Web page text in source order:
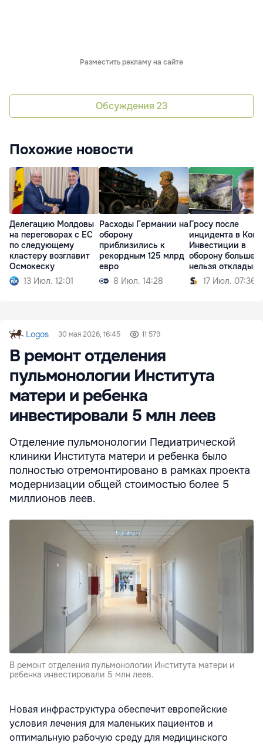
Разместить рекламу на сайте
Обсуждения 23
Похожие новости
Делегацию Молдовы
на переговорах с ЕС
по следующему
кластеру возглавит
Осмокеску
13 Июл. 12:01
Расходы Германии на
оборону
приблизились к
рекордным 125 млрд
евро
8 Июл. 14:28
Гросу после
инцидента в
Инвестиции в
оборону больше
нельзя
17 Июл. 07:36
Logos 30 мая 2026, 16:45 11 579
В ремонт отделения
пульмонологии Института
матери и ребенка
инвестировали 5 млн леев
Отделение пульмонологии Педиатрической
клиники Института матери и ребенка было
полностью отремонтировано в рамках проекта
модернизации общей стоимостью более 5
миллионов леев.
В ремонт отделения пульмонологии Института матери и
ребенка инвестировали 5 млн леев.
Новая инфраструктура обеспечит европейские
условия лечения для маленьких пациентов и
оптимальную рабочую среду для медицинского